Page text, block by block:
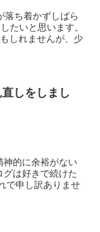
落ち着かずしばら
たいと思います。
しれませんが、少
しをしまし
神的に余裕がない
グは好きで続けた
で申し訳ありませ